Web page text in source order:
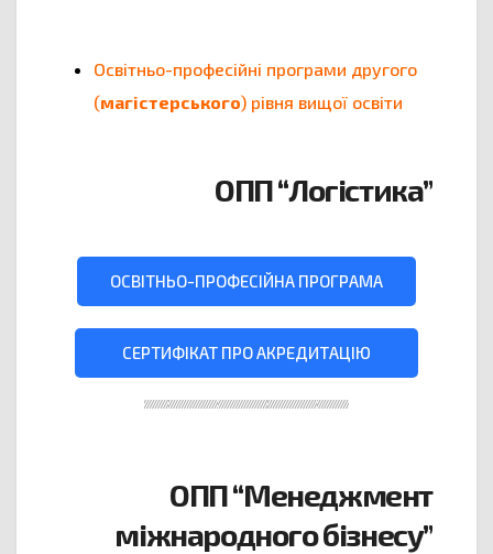
Освітньо-професійні програми другого
(магістерського) рівня вищої освіти
ОПП “Логістика”
ОСВІТНЬО-ПРОФЕСІЙНА ПРОГРАМА
СЕРТИФІКАТ ПРО АКРЕДИТАЦІЮ
ОПП “Менеджмент
міжнародного бізнесу”